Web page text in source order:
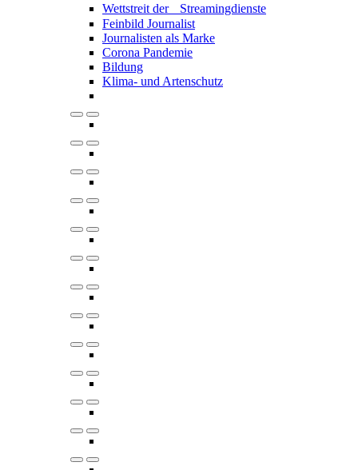
Wettstreit der Streamingdienste
Feinbild Journalist
Journalisten als Marke
Corona Pandemie
Bildung
Klima- und Artenschutz